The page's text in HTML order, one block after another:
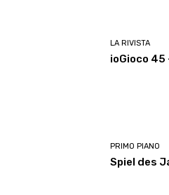
LA RIVISTA
ioGioco 45
PRIMO PIANO
Spiel des